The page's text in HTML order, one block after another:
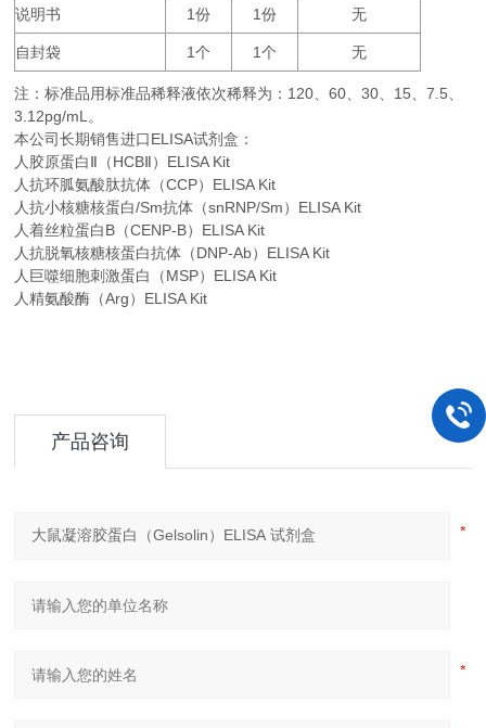
说明书 1份 1份 无
自封袋 1个 1个 无
注：标准品用标准品稀释液依次稀释为： 120、60、30、 15、7.5、
3.12pg/mL。
本公司长期销售进口ELISA试剂盒：
人胶原蛋白Ⅱ（HCBⅡ）ELISA Kit
人抗环胍氨酸肽抗体（CCP）ELISA Kit
人抗小核糖核蛋白/Sm抗体（snRNP/Sm）ELISA Kit
人着丝粒蛋白B（CENP-B）ELISA Kit
人抗脱氧核糖核蛋白抗体（DNP-Ab）ELISA Kit
人巨噬细胞刺激蛋白（MSP）ELISA Kit
人精氨酸酶（Arg）ELISA Kit
产品咨询